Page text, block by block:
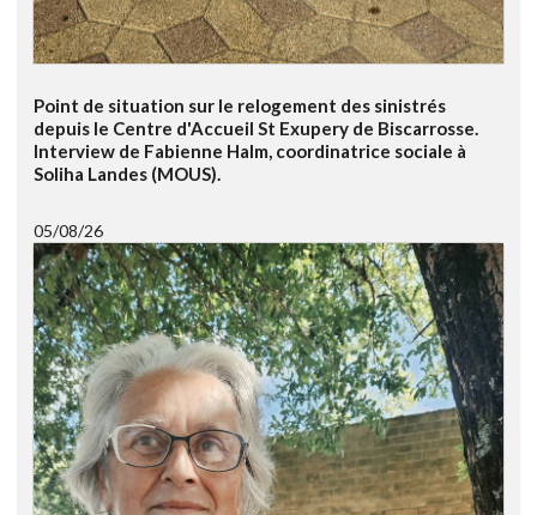
Point de situation sur le relogement des sinistrés
depuis le Centre d'Accueil St Exupery de Biscarrosse.
Interview de Fabienne Halm, coordinatrice sociale à
Soliha Landes (MOUS).
05/08/26